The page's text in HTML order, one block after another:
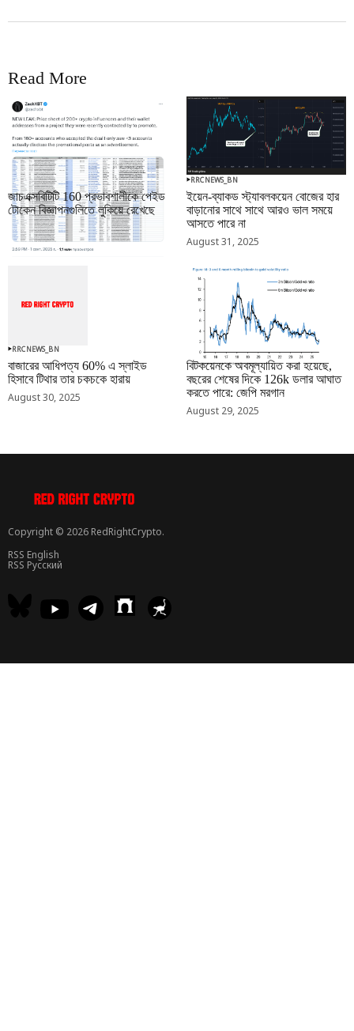
Read More
RRCNEWS_BN
জাচএক্সবিটিটি 160 প্রভাবশালীকে পেইড
টোকেন বিজ্ঞাপনগুলিতে লুকিয়ে রেখেছে
September 01, 2025
RRCNEWS_BN
ইয়েন-ব্যাকড স্ট্যাবলকয়েন বোজের হার
বাড়ানোর সাথে সাথে আরও ভাল সময়ে
আসতে পারে না
August 31, 2025
RRCNEWS_BN
বাজারের আধিপত্য 60% এ স্লাইড
হিসাবে টিথার তার চকচকে হারায়
August 30, 2025
RRCNEWS_BN
বিটকয়েনকে অবমূল্যায়িত করা হয়েছে,
বছরের শেষের দিকে 126k ডলার আঘাত
করতে পারে: জেপি মরগান
August 29, 2025
Copyright © 2026 RedRightCrypto.
RSS English
RSS Русский